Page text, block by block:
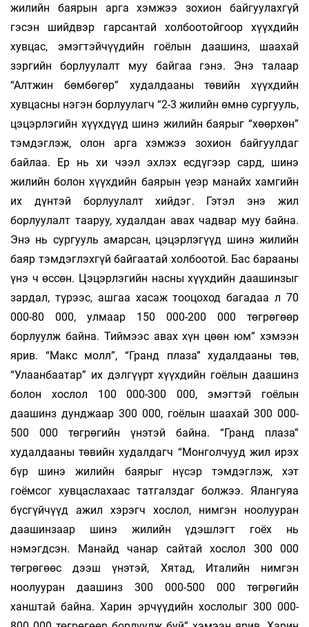
жилийн баярын арга хэмжээ зохион байгуулахгүй
гэсэн шийдвэр гарсантай холбоотойгоор хүүхдийн
хувцас, эмэгтэйчүүдийн гоёлын даашинз, шаахай
зэргийн борлуулалт муу байгаа гэнэ. Энэ талаар
“Алтжин бөмбөгөр” худалдааны төвийн хүүхдийн
хувцасны нэгэн борлуулагч “2-3 жилийн өмнө сургууль,
цэцэрлэгийн хүүхдүүд шинэ жилийн баярыг “хөөрхөн”
тэмдэглэж, олон арга хэмжээ зохион байгуулдаг
байлаа. Ер нь хи­ чээл эхлэх есдүгээр сард, шинэ
жилийн болон хүүхдийн баярын үеэр манайх хамгийн
их дүнтэй борлуулалт хийдэг. Гэтэл энэ жил
борлуулалт тааруу, худалдан авах чадвар муу байна.
Энэ нь сургууль амарсан, цэцэрлэгүүд шинэ жилийн
баяр тэмдэглэхгүй байгаатай холбоотой. Бас барааны
үнэ ч өссөн. Цэцэрлэгийн насны хүүхдийн даашинзыг
зардал, түрээс, ашгаа хасаж тооцоход багадаа л 70
000-80 000, улмаар 150 000-200 000 төгрөгөөр
борлуулж байна. Тиймээс авах хүн цөөн юм” хэмээн
ярив. “Макс молл”, “Гранд плаза” худалдааны төв,
“Улаанбаатар” их дэлгүүрт хүүхдийн гоёлын даашинз
болон хослол 100 000-300 000, эмэгтэй гоёлын
даашинз дунджаар 300 000, гоёлын шаахай 300 000-
500 000 төгрөгийн үнэтэй байна. “Гранд плаза”
худалдааны төвийн худалдагч “Монголчууд жил ирэх
бүр шинэ жилийн баярыг нүсэр тэмдэглэж, хэт
гоёмсог хувцаслахаас татгалздаг болжээ. Ялангуяа
бүсгүйчүүд ажил хэрэгч хослол, нимгэн ноолууран
даашинзаар шинэ жилийн үдэшлэгт гоёх нь
нэмэгдсэн. Манайд чанар сайтай хослол 300 000
төгрөгөөс дээш үнэтэй, Хятад, Италийн нимгэн
ноолууран даашинз 300 000-500 000 төгрөгийн
ханштай байна. Харин эрчүүдийн хослолыг 300 000-